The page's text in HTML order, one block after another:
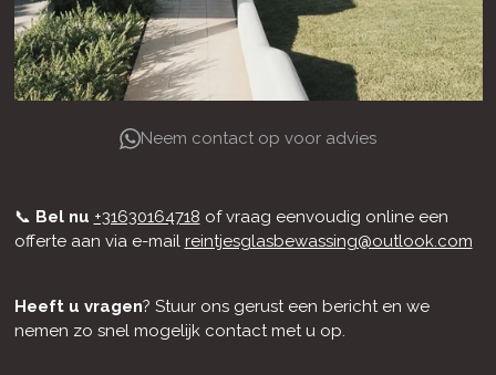
Neem contact op voor advies
📞 Bel nu +31630164718 of vraag eenvoudig online een
offerte aan via e-mail reintjesglasbewassing@outlook.com
Heeft u vragen? Stuur ons gerust een bericht en we
nemen zo snel mogelijk contact met u op.